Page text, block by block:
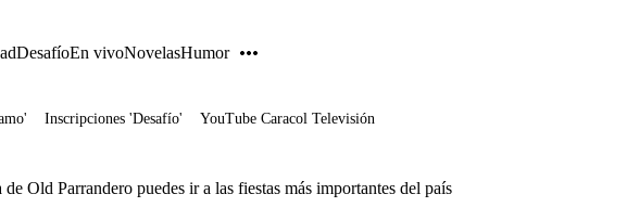
DesafíoEn vivoNovelasHumor
Inscripciones 'Desafío' YouTube Caracol Televisión
de Old Parrandero puedes ir a las fiestas más importantes del país